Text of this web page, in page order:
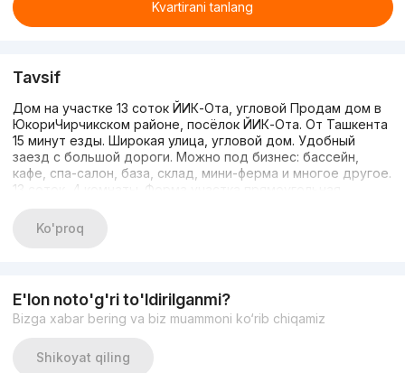
Kvartirani tanlang
Tavsif
Дом на участке 13 соток ЙИК-Ота, угловой Продам дом в
ЮкориЧирчикском районе, посёлок ЙИК-Ота. От Ташкента
15 минут езды. Широкая улица, угловой дом. Удобный
заезд с большой дороги. Можно под бизнес: бассейн,
кафе, спа-салон, база, склад, мини-ферма и многое другое.
13 соток, 4 комнаты. Форма участка прямоугольная,
коммуникации: газ природный, вода (скважина, насос),
электричество. Цена указана за сотку: 13 000 $. Общая
Ko'proq
E'lon noto'g'ri to'ldirilganmi?
Bizga xabar bering va biz muammoni ko‘rib chiqamiz
Shikoyat qiling